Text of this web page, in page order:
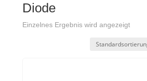
Diode
Einzelnes Ergebnis wird angezeigt